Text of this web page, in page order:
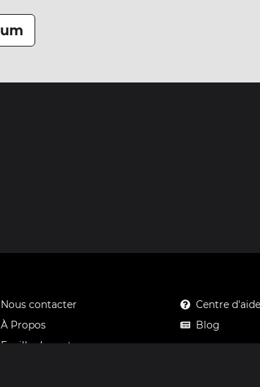
Nous contacter
À Propos
Feuille de route
Centre d'aide
Blog